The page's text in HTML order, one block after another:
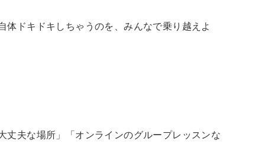
ドキドキしちゃうのを、みんなで乗り越えよ
夫な場所」「オンラインのグループレッスンな